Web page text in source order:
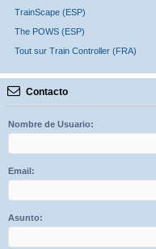
TrainScape (ESP)
The POWS (ESP)
Tout sur Train Controller (FRA)
Contacto
Nombre de Usuario:
Email:
Asunto: